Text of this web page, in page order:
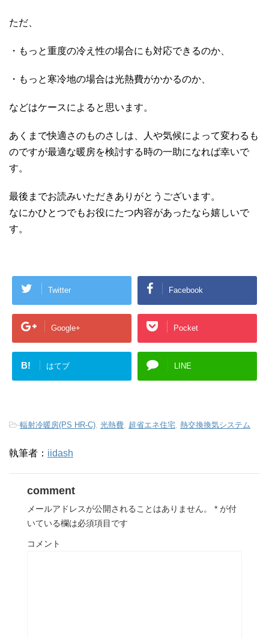
ただ、
・もっと重度の冷え性の場合にも対応できるのか、
・もっと寒冷地の場合は光熱費がかかるのか、
などはケースによると思います。
あくまで快適さのものさしは、人や気候によって変わるも
のですが最適な暖房を検討する時の一助になれば幸いで
す。
最後までお読みいただきありがとうございます。
なにかひとつでもお役にたつ内容があったなら嬉しいで
す。
Twitter Facebook
Google+ Pocket
B! はてブ LINE
-輻射冷暖房(PS HR-C) 光熱費 超省エネ住宅 熱交換換気システム
執筆者： iidash
comment
メールアドレスが公開されることはありません。 * が付
いている欄は必須項目です
コメント